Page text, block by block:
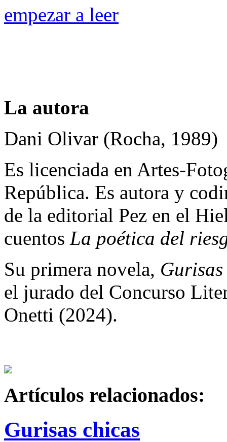
empezar a leer
La autora
Dani Olivar (Rocha, 1989)
Es licenciada en Artes-
República. Es autora y
de la editorial Pez en el
cuentos La poética del
Su primera novela,
el jurado del Concurso
Onetti (2024).
Artículos relacionados:
Gurisas chicas